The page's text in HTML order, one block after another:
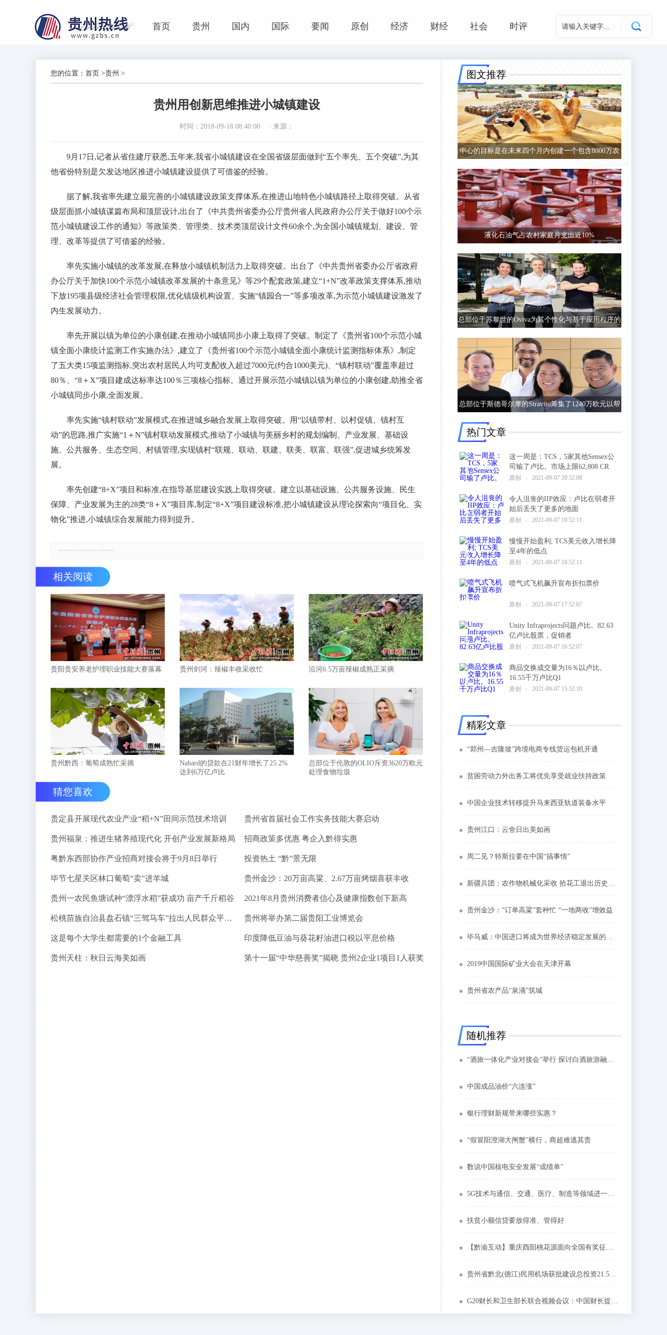
首页 贵州 国内 国际 要闻 原创 经济 财经 社会 时评
您的位置： 首页 >贵州 >
贵州用创新思维推进小城镇建设
时间：2018-09-18 08:40:00 来源：
9月17日,记者从省住建厅获悉,五年来,我省小城镇建设在全国省级层面做到“五个率先、五个突破”,为其
他省份特别是欠发达地区推进小城镇建设提供了可借鉴的经验。
据了解,我省率先建立最完善的小城镇建设政策支撑体系,在推进山地特色小城镇路径上取得突破。从省
级层面抓小城镇谋篇布局和顶层设计,出台了《中共贵州省委办公厅贵州省人民政府办公厅关于做好100个示
范小城镇建设工作的通知》等政策类、管理类、技术类顶层设计文件60余个,为全国小城镇规划、建设、管
理、改革等提供了可借鉴的经验。
率先实施小城镇的改革发展,在释放小城镇机制活力上取得突破。出台了《中共贵州省委办公厅省政府
办公厅关于加快100个示范小城镇改革发展的十条意见》等29个配套政策,建立“1+N”改革政策支撑体系,推动
下放195项县级经济社会管理权限,优化镇级机构设置、实施“镇园合一”等多项改革,为示范小城镇建设激发了
内生发展动力。
率先开展以镇为单位的小康创建,在推动小城镇同步小康上取得了突破。制定了《贵州省100个示范小城
镇全面小康统计监测工作实施办法》,建立了《贵州省100个示范小城镇全面小康统计监测指标体系》,制定
了五大类15项监测指标,突出农村居民人均可支配收入超过7000元(约合1000美元)、“镇村联动”覆盖率超过
80％、“8＋X”项目建成达标率达100％三项核心指标。通过开展示范小城镇以镇为单位的小康创建,助推全省
小城镇同步小康,全面发展。
率先实施“镇村联动”发展模式,在推进城乡融合发展上取得突破。用“以镇带村、以村促镇、镇村互
动”的思路,推广实施“1＋N”镇村联动发展模式,推动了小城镇与美丽乡村的规划编制、产业发展、基础设
施、公共服务、生态空间、村镇管理,实现镇村“联规、联动、联建、联美、联富、联强”,促进城乡统筹发
展。
率先创建“8+X”项目和标准,在指导基层建设实践上取得突破。建立以基础设施、公共服务设施、民生
保障、产业发展为主的28类“8＋X”项目库,制定“8+X”项目建设标准,把小城镇建设从理论探索向“项目化、实
物化”推进,小城镇综合发展能力得到提升。
相关阅读
贵阳贵安养老护理职业技能大赛落幕 贵州剑河：辣椒丰收采收忙 沿河6.5万亩辣椒成熟正采摘
贵州黔西：葡萄成熟忙采摘
Nabard的贷款在21财年增长了25.2%
达到6万亿卢比
总部位于伦敦的OLIO斥资3620万欧元
处理食物垃圾
猜您喜欢
贵定县开展现代农业产业“稻+N”田间示范技术培训 贵州省首届社会工作实务技能大赛启动
贵州福泉：推进生猪养殖现代化 开创产业发展新格局 招商政策多优惠 粤企入黔得实惠
粤黔东西部协作产业招商对接会将于9月8日举行 投资热土 “黔”景无限
毕节七星关区林口葡萄“卖”进羊城 贵州金沙：20万亩高粱、2.67万亩烤烟喜获丰收
贵州一农民鱼塘试种“漂浮水稻”获成功 亩产千斤稻谷 2021年8月贵州消费者信心及健康指数创下新高
松桃苗族自治县盘石镇“三驾马车”拉出人民群众平安幸福生活 贵州将举办第二届贵阳工业博览会
这是每个大学生都需要的1个金融工具 印度降低豆油与葵花籽油进口税以平息价格
贵州天柱：秋日云海美如画 第十一届“中华慈善奖”揭晓 贵州2企业1项目1人获奖
图文推荐
中心的目标是在未来四个月内创建一个包含8000万农
液化石油气占农村家庭月支出近10%
总部位于苏黎世的Oviva为其个性化与基于应用程序的
总部位于斯德哥尔摩的Stravito筹集了1240万欧元以帮
热门文章
这一周是：TCS，5家其他Sensex公
司输了卢比。市场上限62,808 CR
原创 2021-09-07 20:52:08
1
令人沮丧的IIP效应：卢比在弱者开
始后丢失了更多的地面
原创 2021-09-07 19:52:11
2
慢慢开始盈利; TCS美元收入增长降
至4年的低点
原创 2021-09-07 18:52:11
3
喷气式飞机飙升宣布折扣票价
原创 2021-09-07 17:52:07
4
Unity Infraprojects问题卢比。82.63
亿卢比股票，促销者
原创 2021-09-07 16:52:07
5
商品交换成交量为16％以卢比。
16.55千万卢比Q1
原创 2021-09-07 15:52:10
6
精彩文章
“郑州—吉隆坡”跨境电商专线货运包机开通
贫困劳动力外出务工将优先享受就业扶持政策
中国企业技术转移提升马来西亚轨道装备水平
贵州江口：云舍日出美如画
周二见？特斯拉要在中国“搞事情”
新疆兵团：农作物机械化采收 拾花工退出历史舞台
贵州金沙：“订单高粱”套种忙 “一地两收”增效益
毕马威：中国进口将成为世界经济稳定发展的有力支撑
2019中国国际矿业大会在天津开幕
贵州省农产品“泉涌”筑城
随机推荐
“酒旅一体化产业对接会”举行 探讨白酒旅游融合与发展
中国成品油价“六连涨”
银行理财新规带来哪些实惠？
“假冒阳澄湖大闸蟹”横行，商超难逃其责
数说中国核电安全发展“成绩单”
5G技术与通信、交通、医疗、制造等领域进一步融合
扶贫小额信贷要放得准、管得好
【黔渝互动】重庆酉阳桃花源面向全国有奖征集50幅摄影精品 ~~
贵州省黔北(德江)民用机场获批建设总投资21.5亿元
G20财长和卫生部长联合视频会议：中国财长提出三点建议